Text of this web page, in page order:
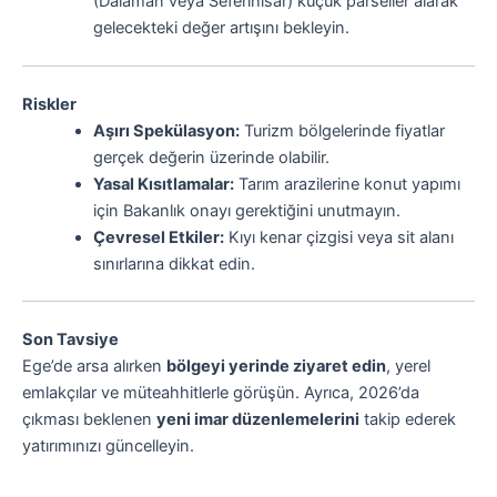
gelecekteki değer artışını bekleyin.
Riskler
Aşırı Spekülasyon:Turizm bölgelerinde fiyatlar
gerçek değerin üzerinde olabilir.
Yasal Kısıtlamalar:Tarım arazilerine konut yapımı
için Bakanlık onayı gerektiğini unutmayın.
Çevresel Etkiler:Kıyı kenar çizgisi veya sit alanı
sınırlarına dikkat edin.
Son Tavsiye
Ege’de arsa alırken bölgeyi yerinde ziyaret edin, yerel
emlakçılar ve müteahhitlerle görüşün. Ayrıca, 2026’da
çıkması beklenen yeni imar düzenlemelerini takip ederek
yatırımınızı güncelleyin.